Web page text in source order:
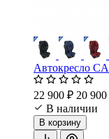
Автокресло
22 900 ₽ 20
В наличии
В корзину